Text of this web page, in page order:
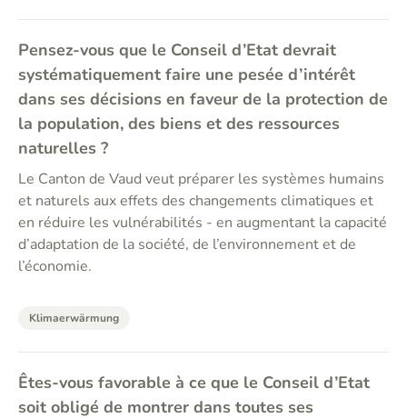
Pensez-vous que le Conseil d’Etat devrait
systématiquement faire une pesée d’intérêt
dans ses décisions en faveur de la protection de
la population, des biens et des ressources
naturelles ?
Le Canton de Vaud veut préparer les systèmes humains
et naturels aux effets des changements climatiques et
en réduire les vulnérabilités - en augmentant la capacité
d’adaptation de la société, de l’environnement et de
l’économie.
Klimaerwärmung
Êtes-vous favorable à ce que le Conseil d’Etat
soit obligé de montrer dans toutes ses